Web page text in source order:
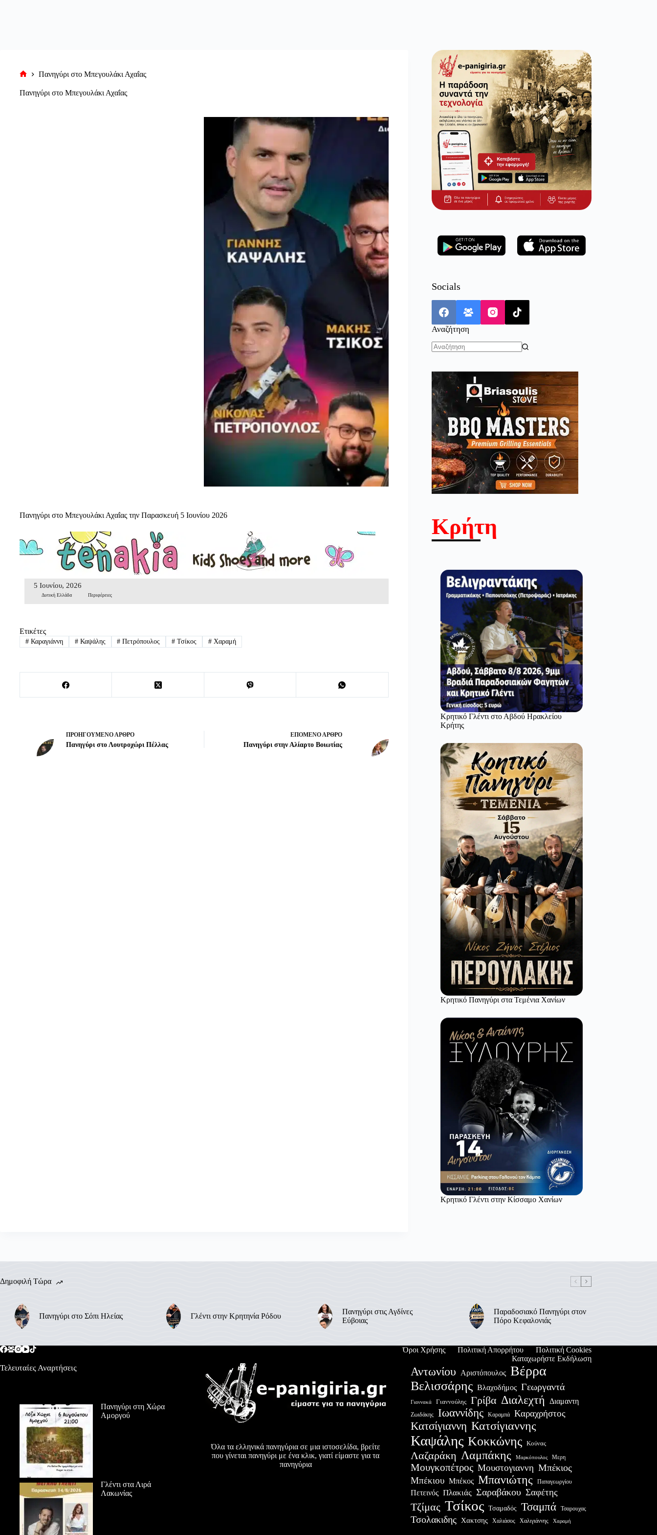
σελίδα
Πανηγύρι στο Μπεγουλάκι Αχαΐας
Πανηγύρι στο Μπεγουλάκι Αχαΐας
Πανηγύρι στο Μπεγουλάκι Αχαΐας την Παρασκευή 5 Ιουνίου 2026
5 Ιουνίου, 2026
Δυτική Ελλάδα Περιφέρειες
Ετικέτες
#Καραγιάννη #Καψάλης # Πετρόπουλος # Τσίκος # Χαραμή
ΠΡΟΗΓΟΎΜΕΝΟ ΆΡΘΡΟ
Πανηγύρι στο Λουτροχώρι Πέλλας
ΕΠΌΜΕΝΟ ΆΡΘΡΟ
Πανηγύρι στην Αλίαρτο Βοιωτίας
Socials
Αναζήτηση
Κρήτη
Κρητικό Γλέντι στο Αβδού Ηρακλείου
Κρήτης
Κρητικό Πανηγύρι στα Τεμένια Χανίων
Κρητικό Γλέντι στην Κίσσαμο Χανίων
Δημοφιλή Τώρα
Πανηγύρι στο Σόπι Ηλείας Γλέντι στην Κρητηνία Ρόδου
Πανηγύρι στις Αγδίνες
Εύβοιας
Παραδοσιακό Πανηγύρι στον
Πόρο Κεφαλονιάς
Όροι Χρήσης Πολιτική Απορρήτου
Πολιτική Cookies
Καταχωρήστε Εκδήλωση
Τελευταίες Αναρτήσεις
Πανηγύρι στη Χώρα
Αμοργού
Γλέντι στα Λιρά
Λακωνίας
Όλα τα ελληνικά πανηγύρια σε μια ιστοσελίδα, βρείτε
που γίνεται πανηγύρι με ένα κλικ, γιατί είμαστε για τα
πανηγύρια
Αντωνίου Αριστόπουλος Βέρρα
Βελισσάρης Βλαχοδήμος Γεωργαντά
Γιαννακά Γιαννούλης Γρίβα Διαλεχτή Διαμαντη
Ζωιδάκης Ιωαννίδης Καραμπά Καραχρήστος
Κατσίγιαννη Κατσίγιαννης
Καψάλης Κοκκώνης Κούνας
Λαζαράκη Λαμπάκης Μαρκόπουλος Μερη
Μουγκοπέτρος Μουστογιαννη Μπέκιος
Μπέκιου Μπέκος Μπανιώτης Παπαγεωργίου
Πετεινός Πλακιάς Σαραβάκου Σαφέτης
Τζίμας Τσίκος Τσαμαδός Τσαμπά Τσαρουχας
Τσολακιδης Χακτσης Χαλιάσος Χαλιγιάννης Χαραμή